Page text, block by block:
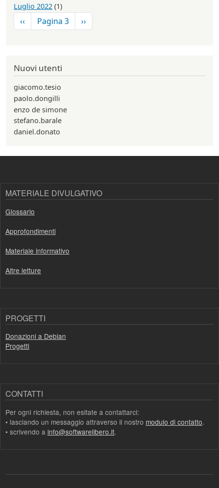
Luglio 2022 (1)
Paginazione
Pagina precedente
‹‹ Pagina 3 Pagina successiva
››
Nuovi utenti
giacomo.tesio
paolo.dongilli
enzo de simone
stefano.barale
daniel.donato
MATERIALE DIVULGATIVO
Glossario
Approfondimenti
Materiale informativo
Altre letture
PROGETTI
Donazioni a Debian
Progetti
CONTATTI
Per ogni richiesta, non esitate a contattarci:
• lasciando un messaggio attraverso il nostro modulo di contatto.
• scrivendo a info@softwarelibero.it.